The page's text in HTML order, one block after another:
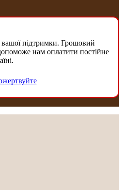
підтримки. Грошовий
нам оплатити постійне